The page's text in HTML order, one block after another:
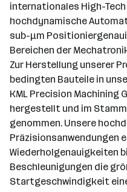
internationales High-
hochdynamische
sub-µm
Bereichen der
Zur Herstellung unserer
bedingten Bauteile in
KML Precision Machining
hergestellt und im
genommen. Unsere
Präzisionsanwendungen
Wiederholgenauigkeiten
Beschleunigungen die
Startgeschwindigkeit